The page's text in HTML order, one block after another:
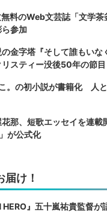
料のWeb文芸誌「文学
参加
の金字塔『そして誰もいな
スティー没後50年の節目
。の初小説が書籍化 人
花那、短歌エッセイを連
が公式化
け！
HERO』五十嵐祐貴監督